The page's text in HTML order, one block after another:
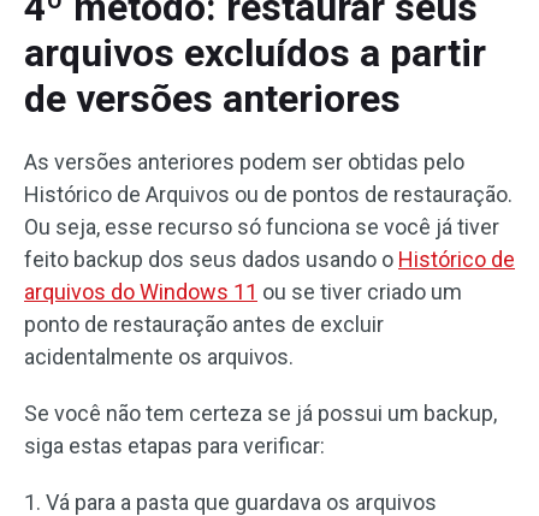
arquivos excluídos a partir
de versões anteriores
As versões anteriores podem ser obtidas pelo
Histórico de Arquivos ou de pontos de restauração.
Ou seja, esse recurso só funciona se você já tiver
feito backup dos seus dados usando o Histórico de
arquivos do Windows 11 ou se tiver criado um
ponto de restauração antes de excluir
acidentalmente os arquivos.
Se você não tem certeza se já possui um backup,
siga estas etapas para verificar:
1. Vá para a pasta que guardava os arquivos